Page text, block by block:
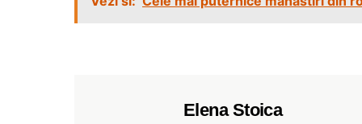
Elena Stoica